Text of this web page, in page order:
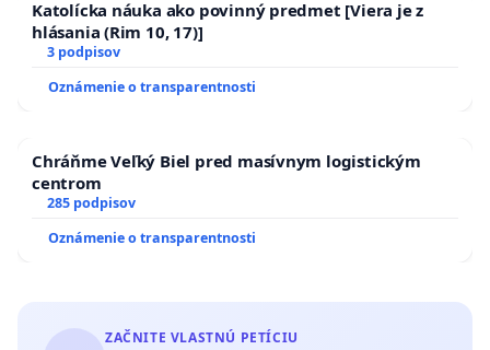
Katolícka náuka ako povinný predmet [Viera je z
hlásania (Rim 10, 17)]
3 podpisov
Oznámenie o transparentnosti
Chráňme Veľký Biel pred masívnym logistickým
centrom
285 podpisov
Oznámenie o transparentnosti
ZAČNITE VLASTNÚ PETÍCIU